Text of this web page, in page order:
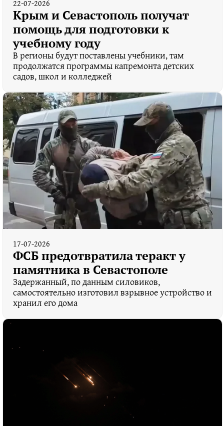
22-07-2026
Крым и Севастополь получат
помощь для подготовки к
учебному году
В регионы будут поставлены учебники, там
продолжатся программы капремонта детских
садов, школ и колледжей
17-07-2026
ФСБ предотвратила теракт у
памятника в Севастополе
Задержанный, по данным силовиков,
самостоятельно изготовил взрывное устройство и
хранил его дома